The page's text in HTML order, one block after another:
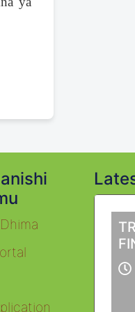
Read More